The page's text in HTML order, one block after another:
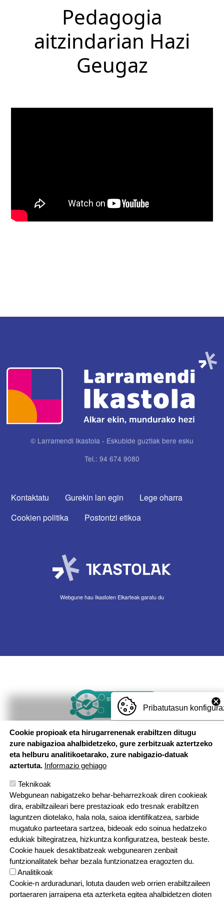
Pedagogia
aitzindarian Hazi
Geugaz
© Larramendi Ikastola - Eskubide guztiak bere esku
Tel.: 94 674 9080
CONTACTA CON NOSOTROS
Kontaktatu Gurekin lan egin
Lege oharra
Cookien politika
Postontzi etikoa
Webgune hau Ikastolen Elkarteak garatu du
Irudia
Pribatutasun
Cookie propioak eta hirugarrenenak erabiltzen ditugu
zure nabigazioa ahalbidetzeko, gure zerbitzuak aztertzeko
eta helburu analitikoetarako, zure nabigazio-datuak
aztertuta. Informazio gehiago
Teknikoak
Webgunean nabigatzeko behar-beharrezkoak diren cookieak
dira, erabiltzaileari bere prestazioak edo tresnak erabiltzen
laguntzen diotelako, hala nola, saioa identifikatzea, sarbide
mugatuko parteetara sartzea, bideoak edo soinua hedatzeko
edukiak biltegiratzea, hizkuntza konfiguratzea, besteak beste.
Cookie hauek desaktibatzeak webgunearen zenbait
funtzionalitatek behar bezala funtzionatzea eragozten du.
Analitikoak
Cookie-n arduradunari, lotuta dauden web orrien erabiltzaileen
portaeraren jarraipena eta azterketa egitea ahalbidetzen dioten